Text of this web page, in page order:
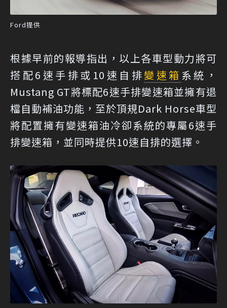
Ford提供
根據早前的報導指出，以上各車型動力將可
搭配6速手排或10速自排變速箱 系統，
Mustang GT將標配6速手排變速箱並擁有退
檔自動補油功能，至於頂規Dark Horse車型
將配置擁有變速箱油冷卻系統的專屬6速手
排變速箱，並同時提供10速自排的選擇。